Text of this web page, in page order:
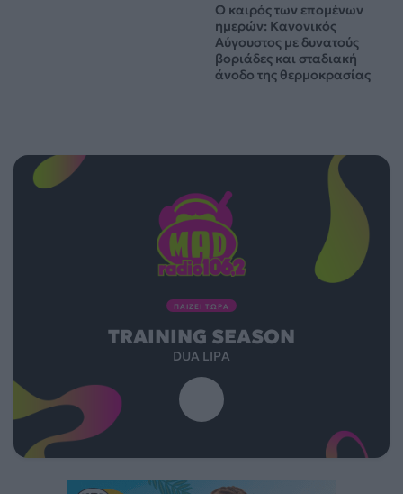
Ο καιρός των επομένων
ημερών: Κανονικός
Αύγουστος με δυνατούς
βοριάδες και σταδιακή
άνοδο της θερμοκρασίας
ΠΑΙΖΕΙ ΤΩΡΑ
TRAINING SEASON
DUA LIPA